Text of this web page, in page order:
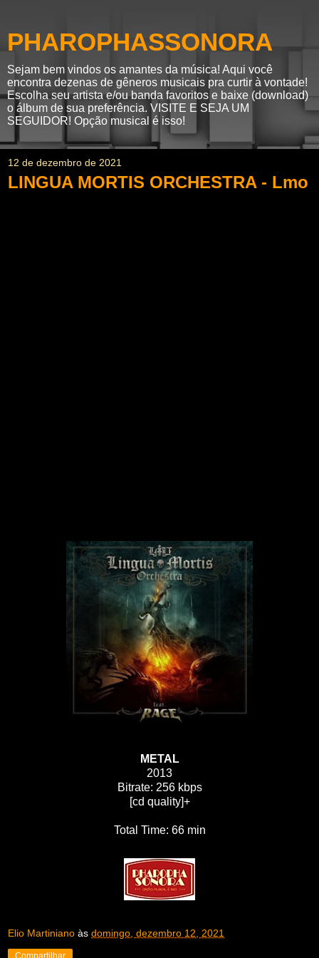
PHAROPHASSONORA
Sejam bem vindos os amantes da música! Aqui você
encontra dezenas de gêneros musicais pra curtir à vontade!
Escolha seu artista e/ou banda favoritos e baixe (download)
o álbum de sua preferência. VISITE E SEJA UM
SEGUIDOR! Opção musical é isso!
12 de dezembro de 2021
LINGUA MORTIS ORCHESTRA - Lmo
METAL
2013
Bitrate: 256 kbps
[cd quality]+
Total Time: 66 min
Elio Martiniano às domingo, dezembro 12, 2021